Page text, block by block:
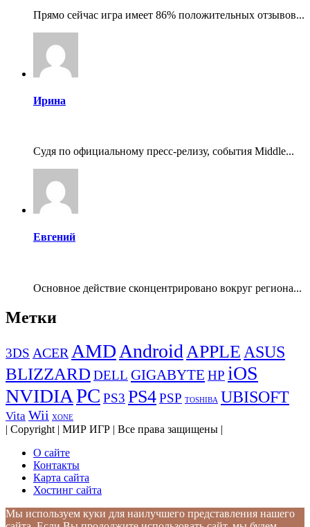
Прямо сейчас игра имеет 86% положительных отзывов...
Ирина
Судя по официальному пресс-релизу, события Middle...
Евгений
Основное действие сконцентрировано вокруг региона...
Метки
3DS ACERAMDAndroidAPPLEASUS
BLIZZARD DELL GIGABYTE HP iOS
NVIDIAPC PS3 PS4PSP TOSHIBA UBISOFT
Vita Wii XONE
| Copyright | МИР ИГР | Все права защищены |
О сайте
Контакты
Карта сайта
Хостинг сайта
Мы используем куки для наилучшего представления нашего